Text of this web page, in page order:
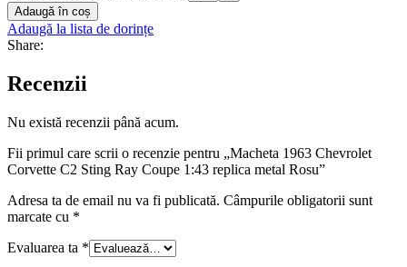
Adaugă în coș
Adaugă la lista de dorințe
Share:
Recenzii
Nu există recenzii până acum.
Fii primul care scrii o recenzie pentru „Macheta 1963 Chevrolet
Corvette C2 Sting Ray Coupe 1:43 replica metal Rosu”
Adresa ta de email nu va fi publicată. Câmpurile obligatorii sunt
marcate cu *
Evaluarea ta *